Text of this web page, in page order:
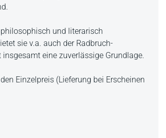
und literarisch
sie v.a. auch der Radbruch-
eine zuverlässige Grundlage.
Einzelpreis (Lieferung bei Erscheinen